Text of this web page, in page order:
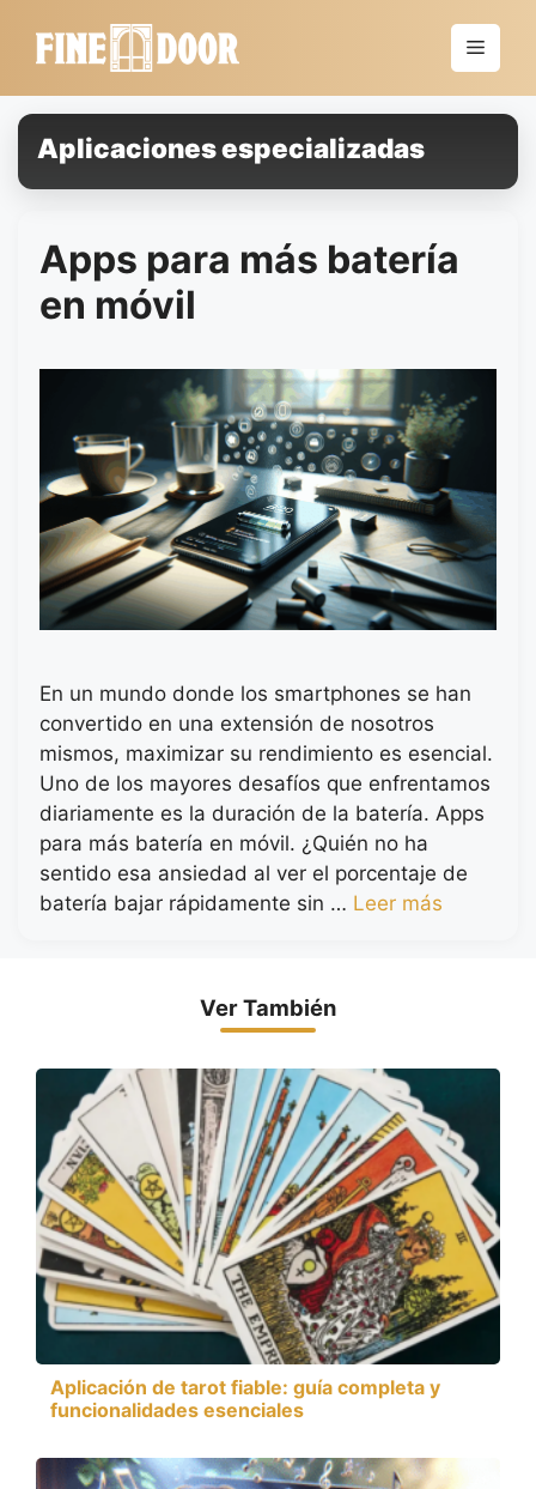
Menú
Aplicaciones especializadas
Apps para más batería
en móvil
En un mundo donde los smartphones se han
convertido en una extensión de nosotros
mismos, maximizar su rendimiento es esencial.
Uno de los mayores desafíos que enfrentamos
diariamente es la duración de la batería. Apps
para más batería en móvil. ¿Quién no ha
sentido esa ansiedad al ver el porcentaje de
batería bajar rápidamente sin … Leer más
Ver También
Aplicación de tarot fiable: guía completa y
funcionalidades esenciales